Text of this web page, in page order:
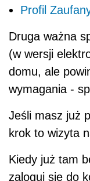
Profil
Druga ważna
(w wersji
domu, ale
wymagania -
Jeśli masz już
krok to wizyta
Kiedy już tam
zaloguj się do